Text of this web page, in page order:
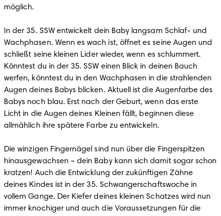
möglich.
In der 35. SSW entwickelt dein Baby langsam Schlaf- und
Wachphasen. Wenn es wach ist, öffnet es seine Augen und
schließt seine kleinen Lider wieder, wenn es schlummert.
Könntest du in der 35. SSW einen Blick in deinen Bauch
werfen, könntest du in den Wachphasen in die strahlenden
Augen deines Babys blicken. Aktuell ist die Augenfarbe des
Babys noch blau. Erst nach der Geburt, wenn das erste
Licht in die Augen deines Kleinen fällt, beginnen diese
allmählich ihre spätere Farbe zu entwickeln.
Die winzigen Fingernägel sind nun über die Fingerspitzen
hinausgewachsen – dein Baby kann sich damit sogar schon
kratzen! Auch die Entwicklung der zukünftigen Zähne
deines Kindes ist in der 35. Schwangerschaftswoche in
vollem Gange. Der Kiefer deines kleinen Schatzes wird nun
immer knochiger und auch die Voraussetzungen für die